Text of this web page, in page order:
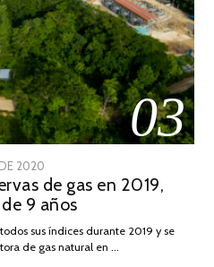
03
2020
DE
JULIO
2025
de gas en 2019,
9 años
sus índices durante 2019 y se
de gas natural en …